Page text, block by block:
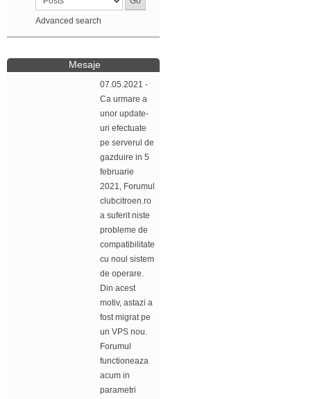
Advanced search
Mesaje
07.05.2021 -
Ca urmare a
unor update-
uri efectuate
pe serverul de
gazduire in 5
februarie
2021, Forumul
clubcitroen.ro
a suferit niste
probleme de
compatibilitate
cu noul sistem
de operare.
Din acest
motiv, astazi a
fost migrat pe
un VPS nou.
Forumul
functioneaza
acum in
parametri